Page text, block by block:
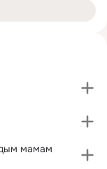
мамам